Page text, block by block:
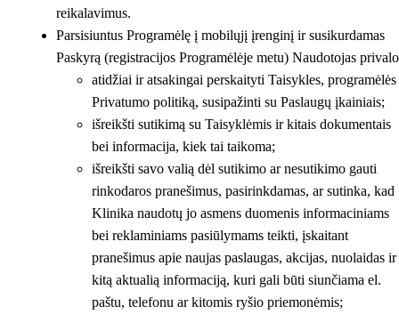
reikalavimus.
Parsisiuntus Programėlę į mobilųjį įrenginį ir susikurdamas
Paskyrą (registracijos Programėlėje metu) Naudotojas
atidžiai ir atsakingai perskaityti Taisykles, programėlės
Privatumo politiką, susipažinti su Paslaugų įkainiais;
išreikšti sutikimą su Taisyklėmis ir kitais dokumentais
bei informacija, kiek tai taikoma;
išreikšti savo valią dėl sutikimo ar nesutikimo gauti
rinkodaros pranešimus, pasirinkdamas, ar sutinka, kad
Klinika naudotų jo asmens duomenis informaciniams
bei reklaminiams pasiūlymams teikti, įskaitant
pranešimus apie naujas paslaugas, akcijas, nuolaidas ir
kitą aktualią informaciją, kuri gali būti siunčiama el.
paštu, telefonu ar kitomis ryšio priemonėmis;